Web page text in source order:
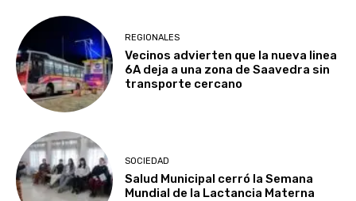
REGIONALES
Vecinos advierten que la nueva linea
6A deja a una zona de Saavedra sin
transporte cercano
SOCIEDAD
Salud Municipal cerró la Semana
Mundial de la Lactancia Materna